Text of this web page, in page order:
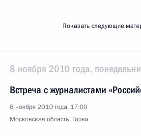
Показать следующие
8 ноября 2010 года,
Встреча с журналистами
8 ноября 2010 года, 17:00
Московская область, Горки